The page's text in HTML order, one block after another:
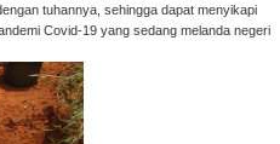
tuhannya, sehingga dapat menyikapi
Covid-19 yang sedang melanda negeri